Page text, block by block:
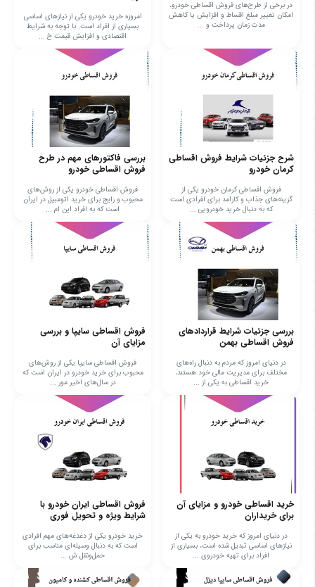
در برخی از طرح‌های فروش اقساطی خودرو،
امکان تغییر مبلغ اقساط و افزایش یا کاهش
مدت زمان پرداخت و ...
امروزه خرید خودرو یکی از نیازهای اساسی
بسیاری از افراد است. با توجه به شرایط
اقتصادی و افزایش قیمت خ ...
شرح جزئیات شرایط فروش اقساطی
کرمان خودرو
فروش اقساطی کرمان خودرو یکی از
گزینه‌های جذاب و کارآمد برای افرادی است
که به دنبال خرید خودرویی ...
بررسی فاکتورهای مهم در طرح
فروش اقساطی خودرو
فروش اقساطی خودرو یکی از روش‌های
محبوب و رایج برای خرید اتومبیل در ایران
است که به افراد این ام ...
بررسی جزئیات شرایط قراردادهای
فروش اقساطی بهمن
در دنیای امروز که مردم به دنبال راه‌های
مختلف برای مدیریت مالی خود هستند،
خرید اقساطی به یکی از ...
فروش اقساطی سایپا و بررسی
مزایای آن
فروش اقساطی سایپا یکی از روش‌های
محبوب برای خرید خودرو در ایران است که
در سال‌های اخیر مور ...
خرید اقساطی خودرو و مزایای آن
برای خریداران
در دنیای امروز که خرید خودرو به یکی از
نیازهای اساسی تبدیل شده است، بسیاری از
افراد برای تهیه خودروی ...
فروش اقساطی ایران خودرو با
شرایط ویژه و تحویل فوری
خرید خودرو یکی از دغدغه‌های مهم افرادی
است که به دنبال وسیله‌ای مناسب برای
حمل‌ونقل ش ...